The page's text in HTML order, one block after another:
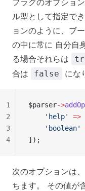
フラグのオプショ
ル型として指定で
ョンのように、ブ
の中に常に 自分自
る場合それらは
合は
false にな
$parser->
    'help'
=>
    'boolean'
]);
1
2
3
4
次のオプションは
ちます。 その値が